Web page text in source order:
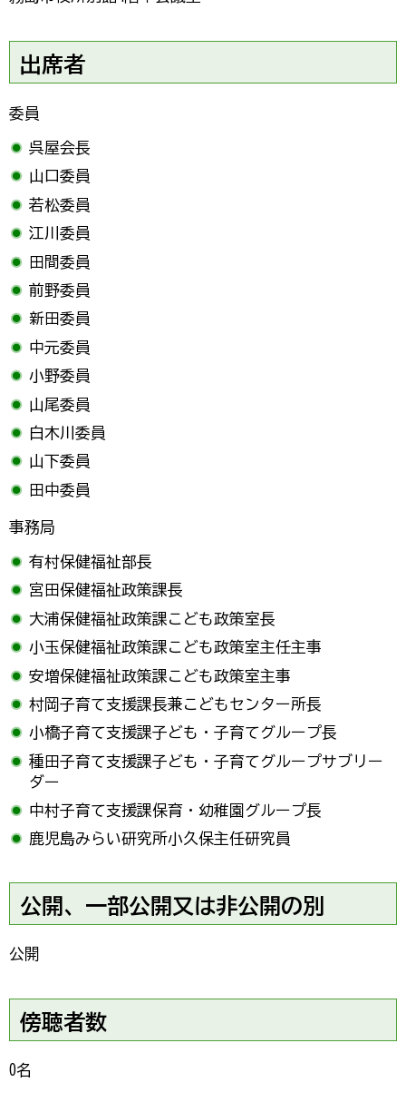
出席者
委員
呉屋会長
山口委員
若松委員
江川委員
田間委員
前野委員
新田委員
中元委員
小野委員
山尾委員
白木川委員
山下委員
田中委員
事務局
有村保健福祉部長
宮田保健福祉政策課長
大浦保健福祉政策課こども政策室長
小玉保健福祉政策課こども政策室主任主事
安増保健福祉政策課こども政策室主事
村岡子育て支援課長兼こどもセンター所長
小橋子育て支援課子ども・子育てグループ長
種田子育て支援課子ども・子育てグループサブリー
ダー
中村子育て支援課保育・幼稚園グループ長
鹿児島みらい研究所小久保主任研究員
公開、一部公開又は非公開の別
公開
傍聴者数
0名